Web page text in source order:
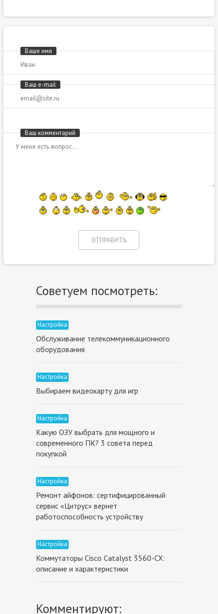
Ваше имя
Ваш e-mail
Ваш комментарий
Советуем посмотреть:
Настройка
Обслуживание телекоммуникационного
оборудования
Настройка
Выбираем видеокарту для игр
Настройка
Какую ОЗУ выбрать для мощного и
современного ПК? 3 совета перед
покупкой
Настройка
Ремонт айфонов: сертифицированный
сервис «Цитрус» вернет
работоспособность устройству
Настройка
Коммутаторы Cisco Catalyst 3560-CX:
описание и характеристики
Комментируют: